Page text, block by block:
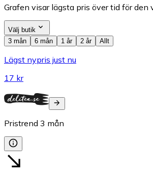
Grafen visar lägsta pris över tid för
Välj butik
3 mån
6 mån 1 år 2 år Allt
Lägst nypris just nu
17 kr
Pristrend 3 mån